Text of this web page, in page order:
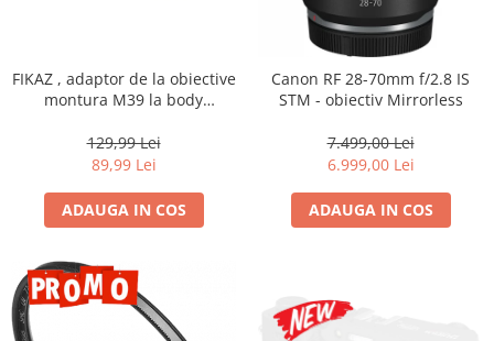
FIKAZ , adaptor de la obiective
montura M39 la body
129,99 Lei
89,99 Lei
ADAUGA IN COS
Canon RF 28-70mm f/2.8 IS
STM - obiectiv Mirrorless
7.499,00 Lei
6.999,00 Lei
ADAUGA IN COS